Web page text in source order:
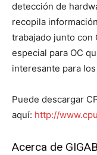
detección de
recopila
trabajado junto con
especial para OC
interesante para
Puede descargar
aquí: http://
Acerca de